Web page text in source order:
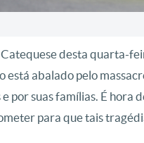
desta quarta-
está abalado pelo
por suas famílias. É hora
para que tais